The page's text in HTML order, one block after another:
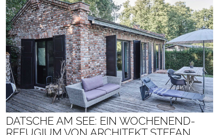
DATSCHE AM SEE: EIN WOCHENEND-